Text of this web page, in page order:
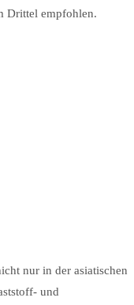
Drittel empfohlen.
nur in der asiatischen
und